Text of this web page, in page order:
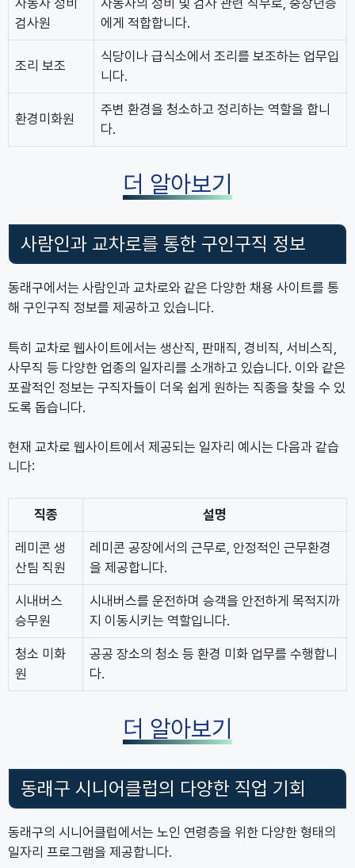
검사원
에게 적합합니다.
조리 보조
식당이나 급식소에서 조리를 보조하는 업무입
니다.
환경미화원
주변 환경을 청소하고 정리하는 역할을 합니
다.
더 알아보기
사람인과 교차로를 통한 구인구직 정보
동래구에서는 사람인과 교차로와 같은 다양한 채용 사이트를 통
해 구인구직 정보를 제공하고 있습니다.
특히 교차로 웹사이트에서는 생산직, 판매직, 경비직, 서비스직,
사무직 등 다양한 업종의 일자리를 소개하고 있습니다. 이와 같은
포괄적인 정보는 구직자들이 더욱 쉽게 원하는 직종을 찾을 수 있
도록 돕습니다.
현재 교차로 웹사이트에서 제공되는 일자리 예시는 다음과 같습
니다:
직종 설명
레미콘 생
산팀 직원
레미콘 공장에서의 근무로, 안정적인 근무환경
을 제공합니다.
시내버스
승무원
시내버스를 운전하며 승객을 안전하게 목적지까
지 이동시키는 역할입니다.
청소 미화
원
공공 장소의 청소 등 환경 미화 업무를 수행합니
다.
더 알아보기
동래구 시니어클럽의 다양한 직업 기회
동래구의 시니어클럽에서는 노인 연령층을 위한 다양한 형태의
일자리 프로그램을 제공합니다.